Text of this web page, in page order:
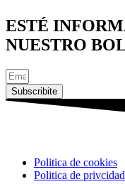
ESTÉ
NUESTRO
Subscribite
Politica de cookies
Politica de privcidad